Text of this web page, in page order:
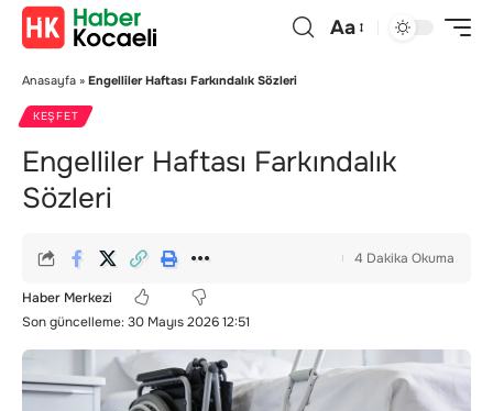
Aa
Anasayfa » Engelliler Haftası Farkındalık Sözleri
KEŞFET
Engelliler Haftası Farkındalık
Sözleri
Son güncelleme: 30 Mayıs 2026 12:51
Haber Merkezi
4 Dakika Okuma